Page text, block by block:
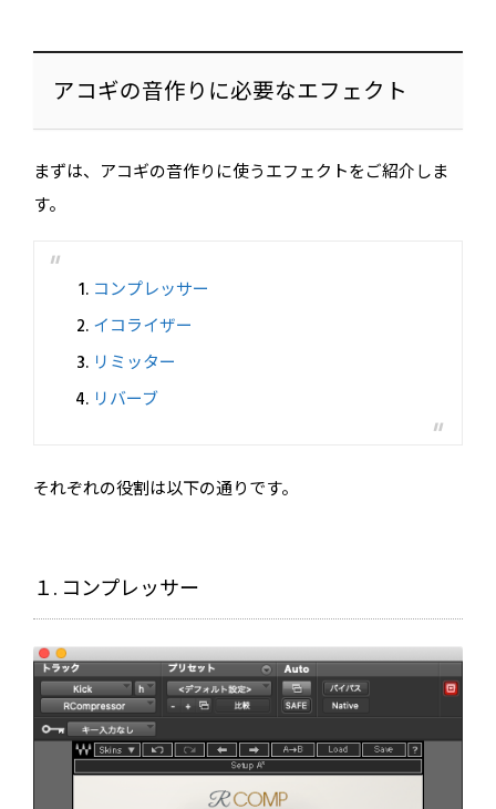
アコギの音作りに必要なエフェクト
まずは、アコギの音作りに使うエフェクトをご紹介しま
す。
コンプレッサー
イコライザー
リミッター
リバーブ
それぞれの役割は以下の通りです。
１. コンプレッサー